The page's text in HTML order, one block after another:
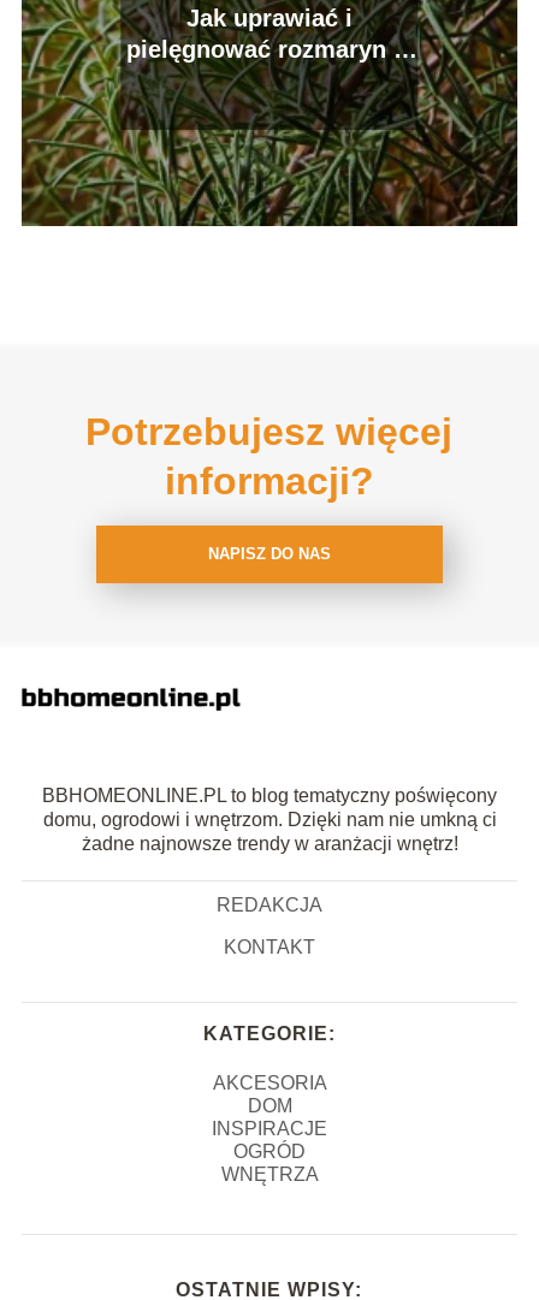
Jak uprawiać i
pielęgnować rozmaryn w
doniczce? Praktyczne
wskazówki
Potrzebujesz więcej
informacji?
NAPISZ DO NAS
BBHOMEONLINE.PL to blog tematyczny poświęcony
domu, ogrodowi i wnętrzom. Dzięki nam nie umkną ci
żadne najnowsze trendy w aranżacji wnętrz!
REDAKCJA
KONTAKT
KATEGORIE:
AKCESORIA
DOM
INSPIRACJE
OGRÓD
WNĘTRZA
OSTATNIE WPISY: